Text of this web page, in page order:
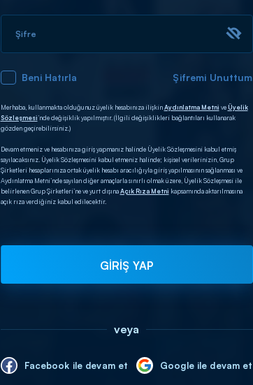
Şifre
Beni Hatırla Şifremi Unuttum
Merhaba, kullanmakta olduğunuz üyelik hesabınıza ilişkinAydınlatma Metni veÜyelik
Sözleşmesi’nde değişiklik yapılmıştır. (İlgili değişiklikleri bağlantıları kullanarak
gözden geçirebilirsiniz.)
Devam etmeniz ve hesabınıza giriş yapmanız halinde Üyelik Sözleşmesini kabul etmiş
sayılacaksınız. Üyelik Sözleşmesini kabul etmeniz halinde; kişisel verilerinizin, Grup
Şirketleri hesaplarınıza ortak üyelik hesabı aracılığıyla giriş yapılmasının sağlanması ve
Aydınlatma Metni’nde sayılan diğer amaçlarla sınırlı olmak üzere, Üyelik Sözleşmesi ile
belirlenen Grup Şirketleri’ne ve yurt dışınaAçık Rıza Metni kapsamında aktarılmasına
açık rıza verdiğiniz kabul edilecektir.
GİRİŞ YAP
veya
Facebook ile devam et Google ile devam et